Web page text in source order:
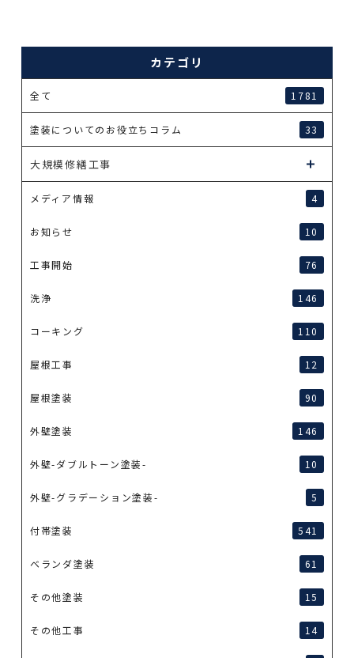
カテゴリ
全て 1781
塗装についてのお役立ちコラム 33
大規模修繕工事
メディア情報 4
お知らせ 10
工事開始 76
洗浄 146
コーキング 110
屋根工事 12
屋根塗装 90
外壁塗装 146
外壁-ダブルトーン塗装- 10
外壁-グラデーション塗装- 5
付帯塗装 541
ベランダ塗装 61
その他塗装 15
その他工事 14